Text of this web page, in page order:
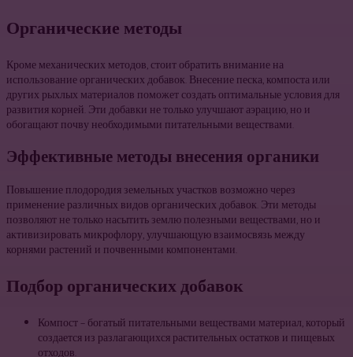
Органические методы
Кроме механических методов, стоит обратить внимание на
использование органических добавок. Внесение песка, компоста или
других рыхлых материалов поможет создать оптимальные условия для
развития корней. Эти добавки не только улучшают аэрацию, но и
обогащают почву необходимыми питательными веществами.
Эффективные методы внесения органики
Повышение плодородия земельных участков возможно через
применение различных видов органических добавок. Эти методы
позволяют не только насытить землю полезными веществами, но и
активизировать микрофлору, улучшающую взаимосвязь между
корнями растений и почвенными компонентами.
Подбор органических добавок
Компост – богатый питательными веществами материал, который
создается из разлагающихся растительных остатков и пищевых
отходов.